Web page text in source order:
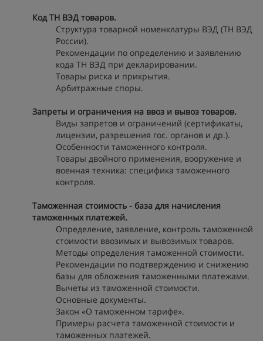
Код ТН ВЭД товаров.
Структура товарной номенклатуры ВЭД (ТН ВЭД
России).
Рекомендации по определению и заявлению
кода ТН ВЭД при декларировании.
Товары риска и прикрытия.
Арбитражные споры.
Запреты и ограничения на ввоз и вывоз товаров.
Виды запретов и ограничений (сертификаты,
лицензии, разрешения гос. органов и др.).
Особенности таможенного контроля.
Товары двойного применения, вооружение и
военная техника: специфика таможенного
контроля.
Таможенная стоимость - база для начисления
таможенных платежей.
Определение, заявление, контроль таможенной
стоимости ввозимых и вывозимых товаров.
Методы определения таможенной стоимости.
Рекомендации по подтверждению и снижению
базы для обложения таможенными платежами.
Вычеты из таможенной стоимости.
Основные документы.
Закон «О таможенном тарифе».
Примеры расчета таможенной стоимости и
таможенных платежей.